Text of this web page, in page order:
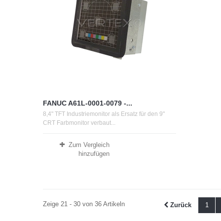
FANUC A61L-0001-0079 -...
8,4" TFT Industriemonitor als Ersatz für den 9"
CRT Farbmonitor verbaut...
Zum Vergleich
hinzufügen
Zurück 1
Zeige 21 - 30 von 36 Artikeln